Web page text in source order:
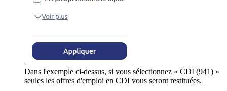
Dans l'exemple ci-dessus, si vous sélectionnez « CDI (941) »
seules les offres d'emploi en CDI vous seront restituées.